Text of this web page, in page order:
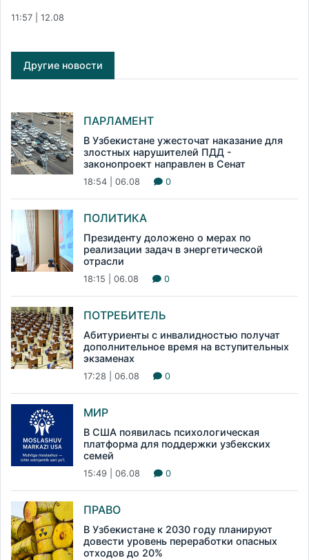
11:57 | 12.08
Другие новости
ПАРЛАМЕНТ
В Узбекистане ужесточат наказание для
злостных нарушителей ПДД -
законопроект направлен в Сенат
18:54 | 06.08 0
ПОЛИТИКА
Президенту доложено о мерах по
реализации задач в энергетической
отрасли
18:15 | 06.08 0
ПОТРЕБИТЕЛЬ
Абитуриенты с инвалидностью получат
дополнительное время на вступительных
экзаменах
17:28 | 06.08 0
МИР
В США появилась психологическая
платформа для поддержки узбекских
семей
15:49 | 06.08 0
ПРАВО
В Узбекистане к 2030 году планируют
довести уровень переработки опасных
отходов до 20%